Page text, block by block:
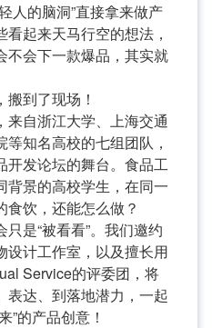
人的脑洞”直接拿来做产
起来天马行空的想法，
会下一款爆品，其实就
到了现场！
自浙江大学、上海交通
知名高校的七组团队，
开发论坛的舞台。食品工
景的高校学生，在同一
饮，还能怎么做？
是“被看看”。我们邀约
设计工作室，以及擅长用
Service的评委团，将
表达、到落地潜力，一起
”的产品创意！